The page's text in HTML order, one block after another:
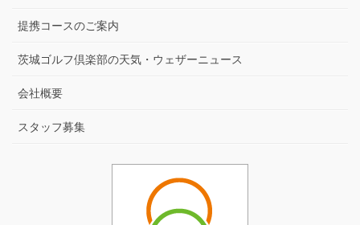
提携コースのご案内
茨城ゴルフ倶楽部の天気・ウェザーニュース
会社概要
スタッフ募集